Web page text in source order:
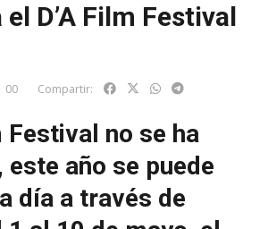
D’A Film Festival
00 Compartir:
Festival no se ha
este año se puede
día a través de